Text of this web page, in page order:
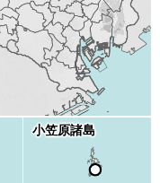
小笠原諸島